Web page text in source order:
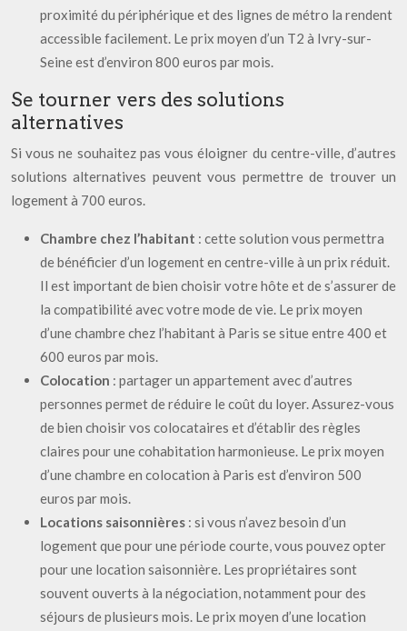
proximité du périphérique et des lignes de métro la rendent
accessible facilement. Le prix moyen d’un T2 à Ivry-sur-
Seine est d’environ 800 euros par mois.
Se tourner vers des solutions
alternatives
Si vous ne souhaitez pas vous éloigner du centre-ville, d’autres
solutions alternatives peuvent vous permettre de trouver un
logement à 700 euros.
Chambre chez l’habitant : cette solution vous permettra
de bénéficier d’un logement en centre-ville à un prix réduit.
Il est important de bien choisir votre hôte et de s’assurer de
la compatibilité avec votre mode de vie. Le prix moyen
d’une chambre chez l’habitant à Paris se situe entre 400 et
600 euros par mois.
Colocation : partager un appartement avec d’autres
personnes permet de réduire le coût du loyer. Assurez-vous
de bien choisir vos colocataires et d’établir des règles
claires pour une cohabitation harmonieuse. Le prix moyen
d’une chambre en colocation à Paris est d’environ 500
euros par mois.
Locations saisonnières : si vous n’avez besoin d’un
logement que pour une période courte, vous pouvez opter
pour une location saisonnière. Les propriétaires sont
souvent ouverts à la négociation, notamment pour des
séjours de plusieurs mois. Le prix moyen d’une location